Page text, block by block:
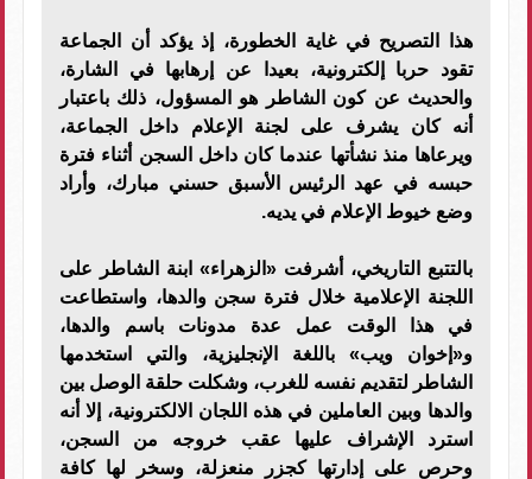
هذا التصريح في غاية الخطورة، إذ يؤكد أن الجماعة
تقود حربا إلكترونية، بعيدا عن إرهابها في الشارة،
والحديث عن كون الشاطر هو المسؤول، ذلك باعتبار
أنه كان يشرف على لجنة الإعلام داخل الجماعة،
ويرعاها منذ نشأتها عندما كان داخل السجن أثناء فترة
حبسه في عهد الرئيس الأسبق حسني مبارك، وأراد
وضع خيوط الإعلام في يديه.
بالتتبع التاريخي، أشرفت «الزهراء» ابنة الشاطر على
اللجنة الإعلامية خلال فترة سجن والدها، واستطاعت
في هذا الوقت عمل عدة مدونات باسم والدها،
و«إخوان ويب» باللغة الإنجليزية، والتي استخدمها
الشاطر لتقديم نفسه للغرب، وشكلت حلقة الوصل بين
والدها وبين العاملين في هذه اللجان الالكترونية، إلا أنه
استرد الإشراف عليها عقب خروجه من السجن،
وحرص على إدارتها كجزر منعزلة، وسخر لها كافة